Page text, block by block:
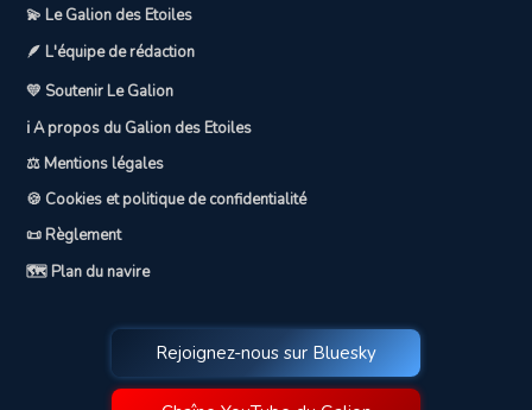
💫 Le Galion des Etoiles
🪶 L'équipe de rédaction
💛 Soutenir Le Galion
ℹ️ A propos du Galion des Etoiles
⚖️ Mentions légales
🍪 Cookies et politique de confidentialité
📜 Règlement
🗺️ Plan du navire
Rejoignez-nous sur Bluesky